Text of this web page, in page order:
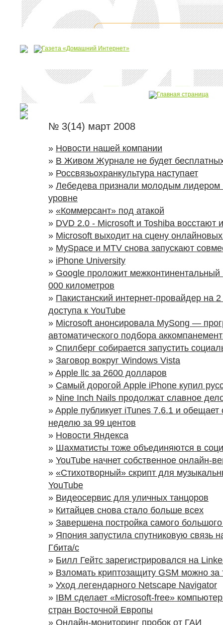
№ 3(14) март 2008
» Новости нашей компании
» В Живом Журнале не будет
» Россвязьохранкультура наступает
» Лебедева признали молодым
уровне
» «Коммерсант» под атакой
» DVD 2.0 - Microsoft и Toshiba восстают
» Microsoft выходит на сцену
» MySpace и MTV снова запускают
» iPhone University
» Google проложит межконтинентальный
000 километров
» Пакистанский интернет-провайдер на
доступа к YouTube
» Microsoft анонсировала MySong —
автоматического подбора
» Спилберг собирается запустить
» Заговор вокруг Windows Vista
» Apple llc за 2600 долларов
» Самый дорогой Apple iPhone купил
» Nine Inch Nails продолжат славное
» Apple публикует iTunes 7.6.1 и
неделю за 99 центов
» Новости Яндекса
» Шахматисты тоже объединяются в
» YouTube начнет собственное онлайн-
» «Стихотворный» скрипт для
YouTube
» Видеосервис для уличных танцоров
» Китайцев снова стало больше всех
» Завершена постройка самого большого
» Япония запустила спутниковую связь
Гбита/с
» Билл Гейтс зарегистрировался на
» Взломать криптозащиту GSM можно
» Уход легендарного Netscape Navigator
» IBM сделает «Microsoft-free»
стран Восточной Европы
» Онлайн-мониторинг пробок от ГАИ